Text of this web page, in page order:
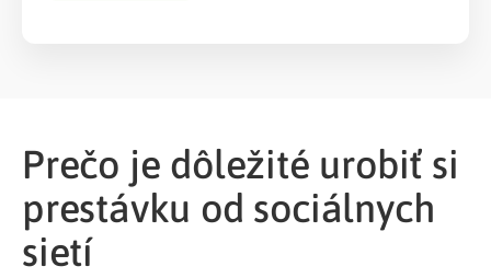
Prečo je dôležité urobiť si
prestávku od sociálnych
sietí